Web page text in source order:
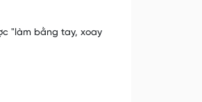
"làm bằng tay, xoay